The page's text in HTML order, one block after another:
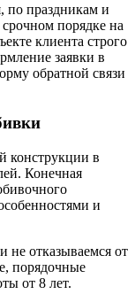
по праздникам и
порядке на
клиента строго
заявки в
обратной связи
конструкции в
Конечная
и
отказываемся от
порядочные
от 8 лет.